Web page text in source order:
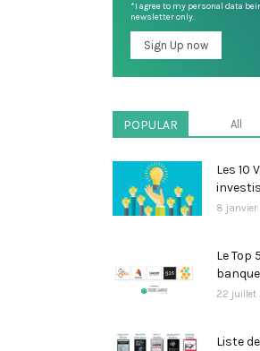
*I agree to my personal data
newsletter only.
POPULAR All
Les 10
8 janvier
Le Top
22 juillet
Liste